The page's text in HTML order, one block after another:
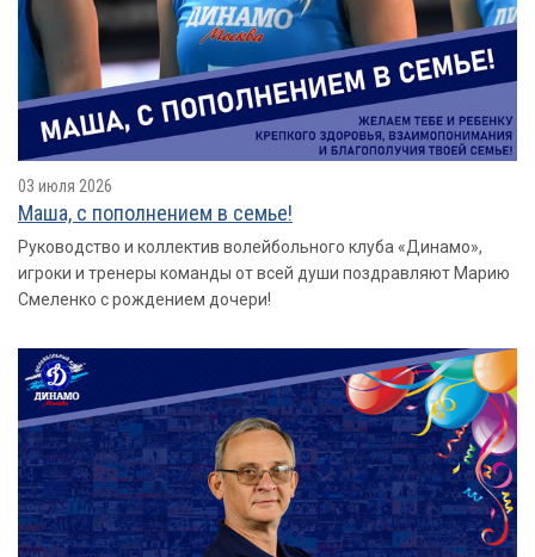
03 июля 2026
Маша, с пополнением в семье!
Руководство и коллектив волейбольного клуба «Динамо»,
игроки и тренеры команды от всей души поздравляют Марию
Смеленко с рождением дочери!